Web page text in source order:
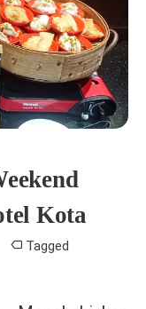
Kota
Tagged